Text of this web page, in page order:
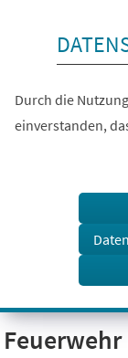
Visuelle
Assistenzsoftware
öffnen.
Durch die
einverstanden,